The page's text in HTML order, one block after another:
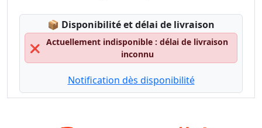
📦 Lagerstatus:
Disponibilité et délai de livraison
❌
Actuellement indisponible : délai de livraison
inconnu
Notification dès disponibilité